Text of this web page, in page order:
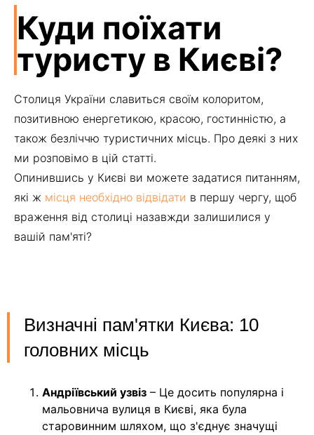
Куди поїхати
туристу в Києві?
Столиця України славиться своїм колоритом,
позитивною енергетикою, красою, гостинністю, а
також безліччю туристичних місць. Про деякі з них
ми розповімо в цій статті.
Опинившись у Києві ви можете задатися питанням,
які ж місця необхідно відвідати в першу чергу, щоб
враження від столиці назавжди залишилися у
вашій пам'яті?
Визначні пам'ятки Києва: 10
головних місць
Андріївський узвіз – Це досить популярна і
мальовнича вулиця в Києві, яка була
старовинним шляхом, що з'єднує значущі